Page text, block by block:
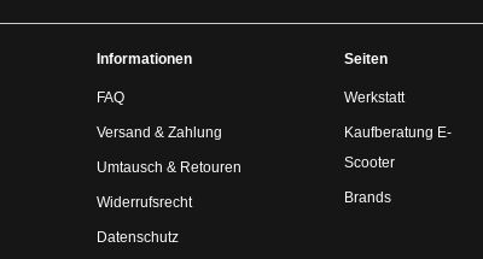
einverstanden.
Informationen
FAQ
Versand & Zahlung
Umtausch & Retouren
Widerrufsrecht
Datenschutz
Seiten
Werkstatt
Kaufberatung E-
Scooter
Brands